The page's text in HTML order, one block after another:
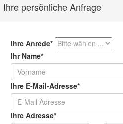
Ihre persönliche Anfrage
Ihre Anrede*
Ihr Name*
Ihre E-Mail-Adresse*
Ihre Adresse*